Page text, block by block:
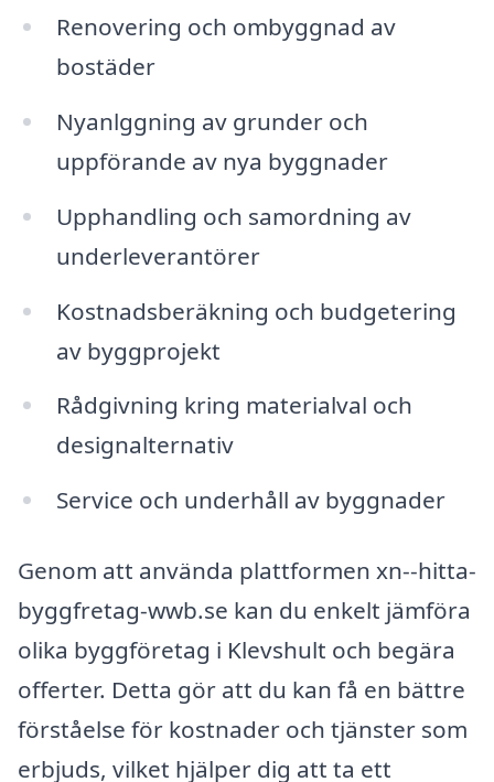
Renovering och ombyggnad av
bostäder
Nyanlggning av grunder och
uppförande av nya byggnader
Upphandling och samordning av
underleverantörer
Kostnadsberäkning och budgetering
av byggprojekt
Rådgivning kring materialval och
designalternativ
Service och underhåll av byggnader
Genom att använda plattformen xn--hitta-
byggfretag-wwb.se kan du enkelt jämföra
olika byggföretag i Klevshult och begära
offerter. Detta gör att du kan få en bättre
förståelse för kostnader och tjänster som
erbjuds, vilket hjälper dig att ta ett